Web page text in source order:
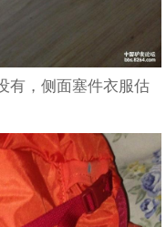
有，侧面塞件衣服估